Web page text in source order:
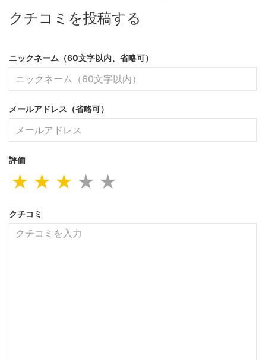
クチコミを投稿する
ニックネーム（60文字以内、省略可）
メールアドレス（省略可）
評価
★
★
★
★
★
クチコミ